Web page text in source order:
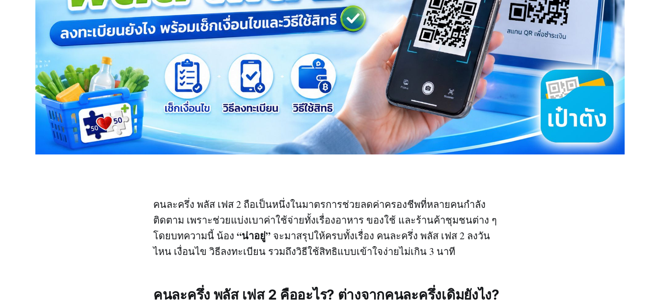
คนละครึ่ง พลัส เฟส 2 ถือเป็นหนึ่งในมาตรการช่วยลดค่าครองชีพที่หลายคนกำลัง
ติดตาม เพราะช่วยแบ่งเบาค่าใช้จ่ายทั้งเรื่องอาหาร ของใช้ และร้านค้าชุมชนต่าง ๆ
โดยบทความนี้ น้อง “น่าอยู่” จะมาสรุปให้ครบทั้งเรื่อง คนละครึ่ง พลัส เฟส 2 ลงวัน
ไหน เงื่อนไข วิธีลงทะเบียน รวมถึงวิธีใช้สิทธิแบบเข้าใจง่ายไม่เกิน 3 นาที
คนละครึ่ง พลัส เฟส 2 คืออะไร? ต่างจากคนละครึ่งเดิมยังไง?